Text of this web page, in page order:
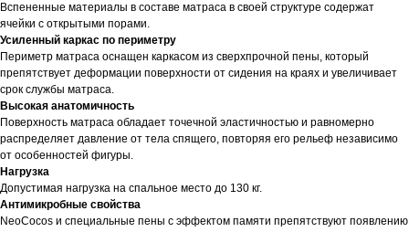
Вспененные материалы в составе матраса в своей структуре содержат
ячейки с открытыми порами.
Усиленный каркас по периметру
Периметр матраса оснащен каркасом из сверхпрочной пены, который
препятствует деформации поверхности от сидения на краях и увеличивает
срок службы матраса.
Высокая анатомичность
Поверхность матраса обладает точечной эластичностью и равномерно
распределяет давление от тела спящего, повторяя его рельеф независимо
от особенностей фигуры.
Нагрузка
Допустимая нагрузка на спальное место до 130 кг.
Антимикробные свойства
NeoCocos и специальные пены с эффектом памяти препятствуют появлению